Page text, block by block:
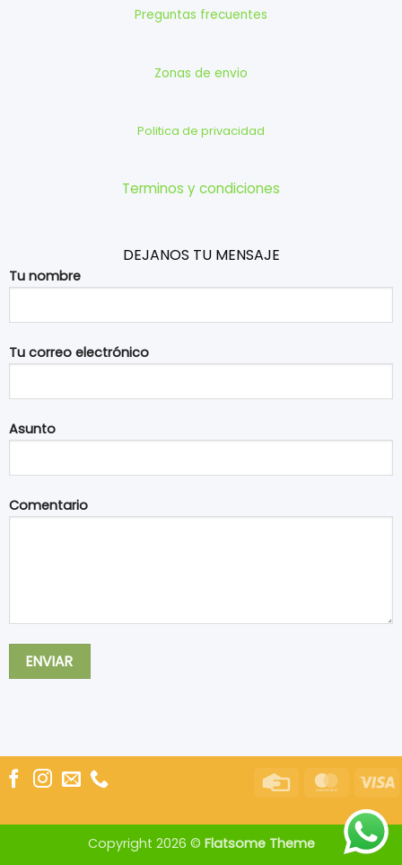
Preguntas frecuentes
Zonas de envio
Politica de privacidad
Terminos y condiciones
DEJANOS TU MENSAJE
Tu nombre
Tu correo electrónico
Asunto
Comentario
Credit
Copyright 2026 © Flatsome Theme